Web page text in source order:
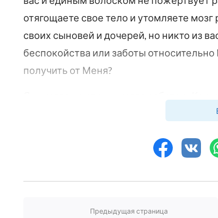
отягощаете свое тело и утомляете
своих сыновей и дочерей, но никто из
беспокойства или заботы
получить от Меня?
делаю Свою работу поэтапно, в
говорить те слова, что должен сказать.
жаждет их, Я приведу к Своему
Предыдущая страница